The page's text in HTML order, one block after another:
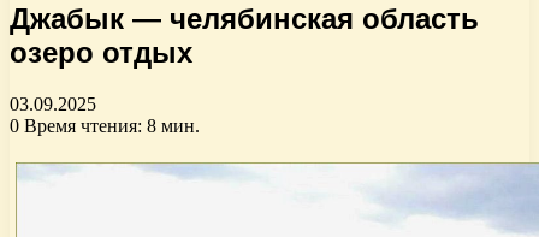
Джабык — челябинская область
озеро отдых
03.09.2025
0 Время чтения: 8 мин.